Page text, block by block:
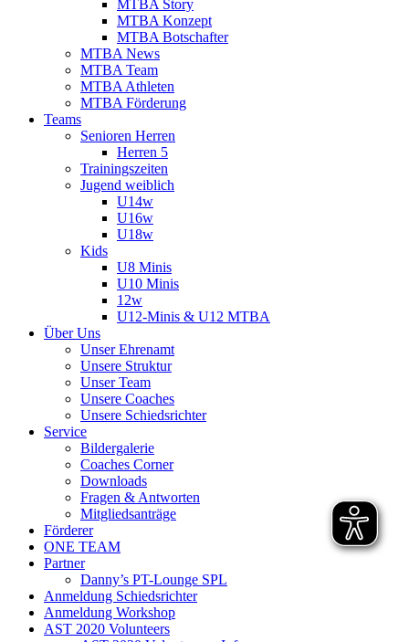
MTBA Story
MTBA Konzept
MTBA Botschafter
MTBA News
MTBA Team
MTBA Athleten
MTBA Förderung
Teams
Senioren Herren
Herren 5
Trainingszeiten
Jugend weiblich
U14w
U16w
U18w
Kids
U8 Minis
U10 Minis
12w
U12-Minis & U12 MTBA
Über Uns
Unser Ehrenamt
Unsere Struktur
Unser Team
Unsere Coaches
Unsere Schiedsrichter
Service
Bildergalerie
Coaches Corner
Downloads
Fragen & Antworten
Mitgliedsanträge
Förderer
ONE TEAM
Partner
Danny’s PT-Lounge SPL
Anmeldung Schiedsrichter
Anmeldung Workshop
AST 2020 Volunteers